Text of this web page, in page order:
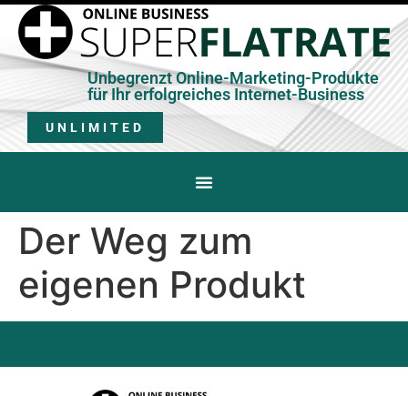
Unbegrenzt Online-Marketing-Produkte
für Ihr erfolgreiches Internet-Business
UNLIMITED
Der Weg zum
eigenen Produkt